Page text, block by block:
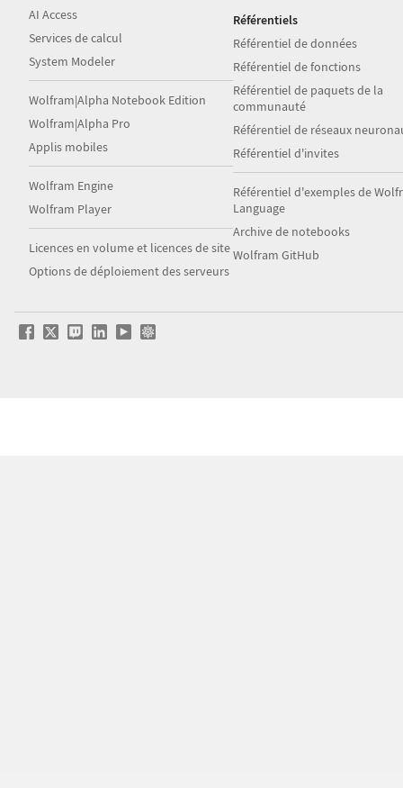
AI Access
Services de calcul
System Modeler
Wolfram|Alpha Notebook Edition
Wolfram|Alpha Pro
Applis mobiles
Wolfram Engine
Wolfram Player
Licences en volume et licences de site
Options de déploiement des serveurs
Référentiels
Référentiel de données
Référentiel de fonctions
Référentiel de paquets de la
communauté
Référentiel de réseaux
Référentiel d'invites
Référentiel d'exemples de
Language
Archive de notebooks
Wolfram GitHub